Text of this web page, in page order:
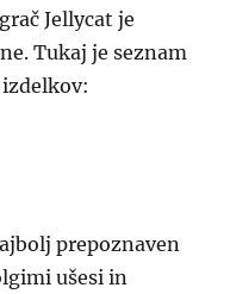
Jellycat je
Tukaj je seznam
prepoznaven
ušesi in